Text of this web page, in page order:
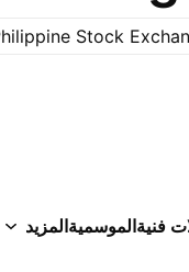
Stock
فنيةالموسميةالمزيد